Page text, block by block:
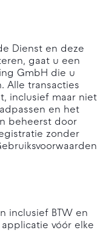
Dienst en deze
gaat u een
GmbH die u
Alle transacties
inclusief maar niet
en het
beheerst door
zonder
inclusief BTW en
vóór elke